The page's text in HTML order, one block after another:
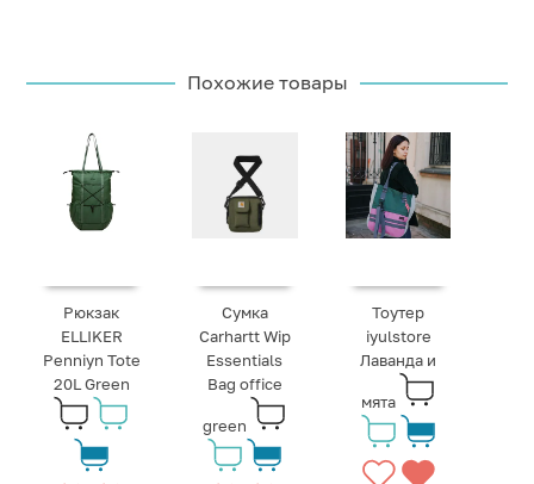
Похожие товары
Рюкзак
ELLIKER
Penniyn Tote
20L Green
Сумка
Carhartt Wip
Essentials
Bag office
green
Тоутер
iyulstore
Лаванда и
мята